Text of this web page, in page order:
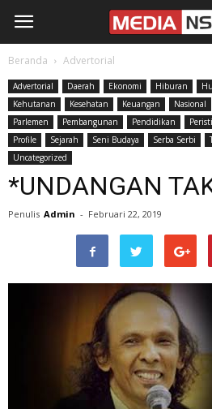
Beranda Advertorial
Advertorial Daerah Ekonomi Hiburan
Kehutanan
Kesehatan Keuangan Nasional
Parlemen
Pembangunan Pendidikan
Profile
Sejarah Seni Budaya Serba Serbi
Uncategorized
*UNDANGAN
Penulis Admin - Februari 22, 2019